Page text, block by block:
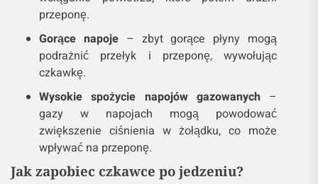
przeponę.
Gorące napoje– zbyt gorące płyny mogą
podrażnić przełyk i przeponę, wywołując
czkawkę.
Wysokie spożycie napojów gazowanych–
gazy w napojach mogą powodować
zwiększenie ciśnienia w żołądku, co może
wpływać na przeponę.
Jak zapobiec czkawce po jedzeniu?